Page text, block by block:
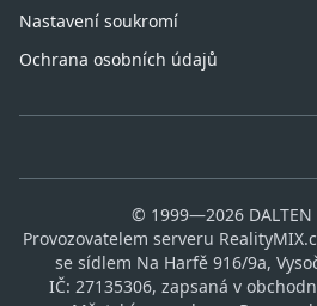
Nastavení soukromí
Ochrana osobních údajů
© 1999—2026 DALTEN
Provozovatelem serveru
se sídlem Na Harfě 916/9a,
IČ: 27135306, zapsaná v